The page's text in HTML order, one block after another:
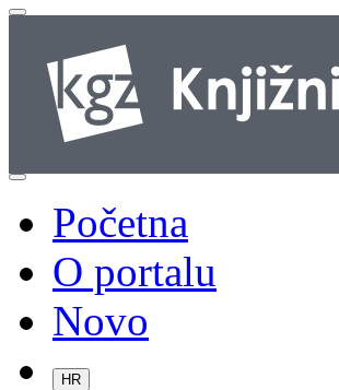
Početna
O portalu
Novo
HR